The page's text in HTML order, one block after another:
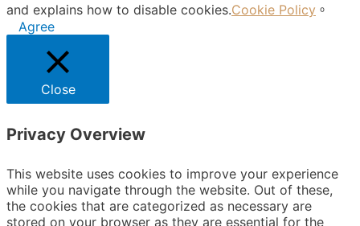
and explains how to disable cookies.Cookie Policy 。
Agree
Close
Privacy Overview
This website uses cookies to improve your experience
while you navigate through the website. Out of these,
the cookies that are categorized as necessary are
stored on your browser as they are essential for the